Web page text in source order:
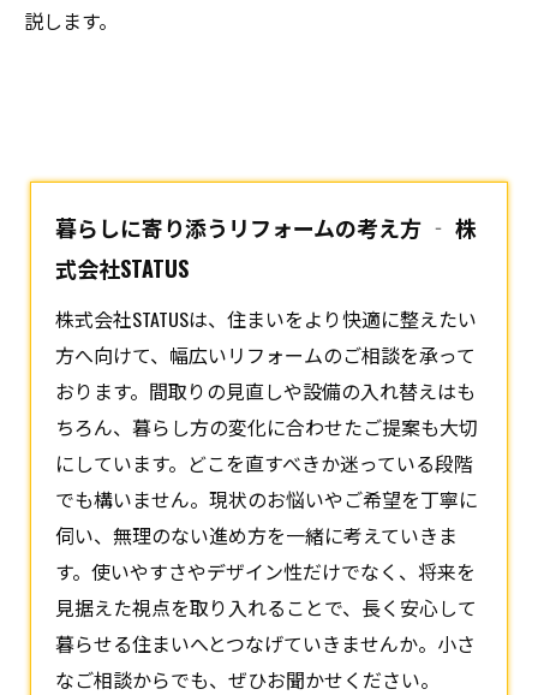
説します。
暮らしに寄り添うリフォームの考え方 ‐ 株
式会社STATUS
株式会社STATUSは、住まいをより快適に整えたい
方へ向けて、幅広いリフォームのご相談を承って
おります。間取りの見直しや設備の入れ替えはも
ちろん、暮らし方の変化に合わせたご提案も大切
にしています。どこを直すべきか迷っている段階
でも構いません。現状のお悩いやご希望を丁寧に
伺い、無理のない進め方を一緒に考えていきま
す。使いやすさやデザイン性だけでなく、将来を
見据えた視点を取り入れることで、長く安心して
暮らせる住まいへとつなげていきませんか。小さ
なご相談からでも、ぜひお聞かせください。